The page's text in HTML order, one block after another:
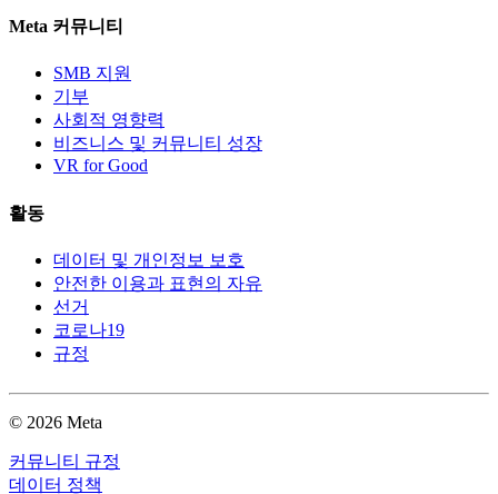
Meta 커뮤니티
SMB 지원
기부
사회적 영향력
비즈니스 및 커뮤니티 성장
VR for Good
활동
데이터 및 개인정보 보호
안전한 이용과 표현의 자유
선거
코로나19
규정
© 2026 Meta
커뮤니티 규정
데이터 정책